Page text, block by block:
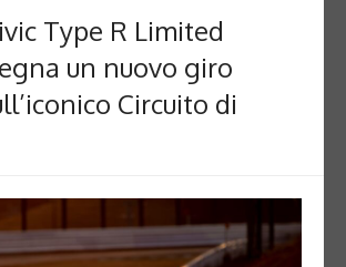
Type R Limited
un nuovo giro
Circuito di